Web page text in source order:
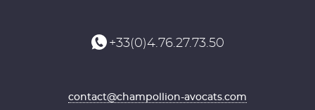
+33(0)4.76.27.73.50
contact@champollion-avocats.com